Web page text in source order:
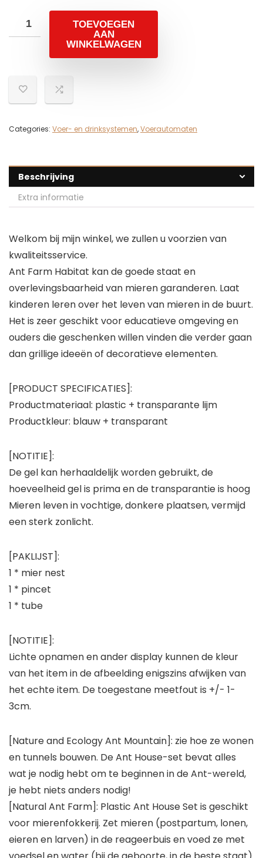
TOEVOEGEN
AAN
WINKELWAGEN
Categories: Voer- en drinksystemen,Voerautomaten
Beschrijving
Extra informatie
Welkom bij mijn winkel, we zullen u voorzien van
kwaliteitsservice.
Ant Farm Habitat kan de goede staat en
overlevingsbaarheid van mieren garanderen. Laat
kinderen leren over het leven van mieren in de buurt.
Het is zeer geschikt voor educatieve omgeving en
ouders die geschenken willen vinden die verder gaan
dan grillige ideeën of decoratieve elementen.
[PRODUCT SPECIFICATIES]:
Productmateriaal: plastic + transparante lijm
Productkleur: blauw + transparant
[NOTITIE]:
De gel kan herhaaldelijk worden gebruikt, de
hoeveelheid gel is prima en de transparantie is hoog
Mieren leven in vochtige, donkere plaatsen, vermijd
een sterk zonlicht.
[PAKLIJST]:
1 * mier nest
1 * pincet
1 * tube
[NOTITIE]:
Lichte opnamen en ander display kunnen de kleur
van het item in de afbeelding enigszins afwijken van
het echte item. De toegestane meetfout is +/- 1-
3cm.
[Nature and Ecology Ant Mountain]: zie hoe ze wonen
en tunnels bouwen. De Ant House-set bevat alles
wat je nodig hebt om te beginnen in de Ant-wereld,
je hebt niets anders nodig!
[Natural Ant Farm]: Plastic Ant House Set is geschikt
voor mierenfokkerij. Zet mieren (postpartum, lonen,
eieren en larven) in de reageerbuis en voed ze met